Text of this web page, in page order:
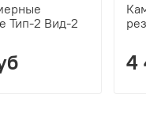
Тип-2 Вид-2
4